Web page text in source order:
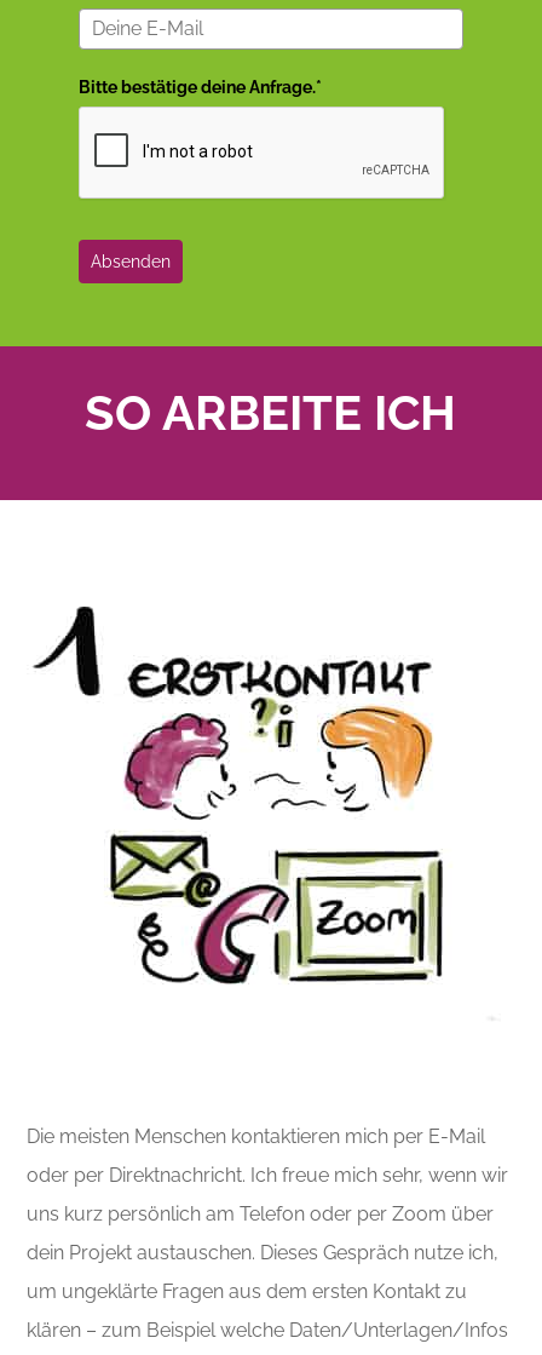
Bitte bestätige deine Anfrage.*
Absenden
SO ARBEITE ICH
Die meisten Menschen kontaktieren mich per E-Mail
oder per Direktnachricht. Ich freue mich sehr, wenn wir
uns kurz persönlich am Telefon oder per Zoom über
dein Projekt austauschen. Dieses Gespräch nutze ich,
um ungeklärte Fragen aus dem ersten Kontakt zu
klären – zum Beispiel welche Daten/Unterlagen/Infos